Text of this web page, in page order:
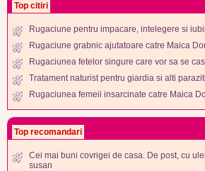
Top citiri
Rugaciune pentru impacare, intelegere si
Rugaciune grabnic ajutatoare catre Maica
Rugaciunea fetelor singure care vor sa se
Tratament naturist pentru giardia si alti
Rugaciunea femeii insarcinate catre Maica
Top recomandari
Cei mai buni covrigei de casa. De post, cu
susan